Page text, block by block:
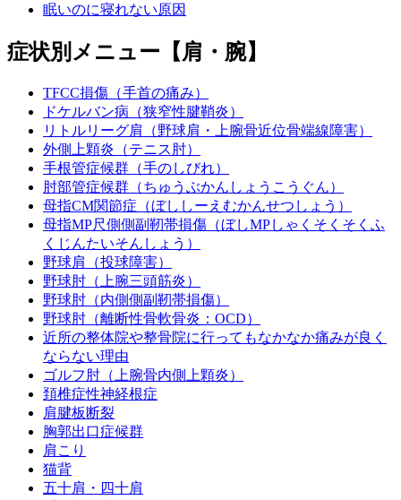
眠いのに寝れない原因
症状別メニュー【肩・腕】
TFCC損傷（手首の痛み）
ドケルバン病（狭窄性腱鞘炎）
リトルリーグ肩（野球肩・上腕骨近位骨端線障害）
外側上顆炎（テニス肘）
手根管症候群（手のしびれ）
肘部管症候群（ちゅうぶかんしょうこうぐん）
母指CM関節症（ぼししーえむかんせつしょう）
母指MP尺側側副靭帯損傷（ぼしMPしゃくそくそくふ
くじんたいそんしょう）
野球肩（投球障害）
野球肘（上腕三頭筋炎）
野球肘（内側側副靭帯損傷）
野球肘（離断性骨軟骨炎：OCD）
近所の整体院や整骨院に行ってもなかなか痛みが良く
ならない理由
ゴルフ肘（上腕骨内側上顆炎）
頚椎症性神経根症
肩腱板断裂
胸郭出口症候群
肩こり
猫背
五十肩・四十肩